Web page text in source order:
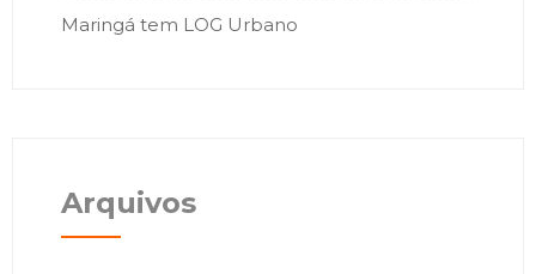
Maringá tem LOG Urbano
Arquivos